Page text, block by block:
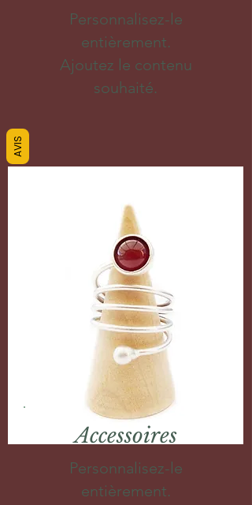
Personnalisez-le
entièrement.
Ajoutez le contenu
souhaité.
Accessoires
Personnalisez-le
entièrement.
AVIS